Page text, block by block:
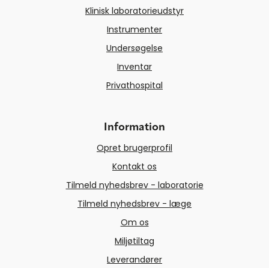
Klinisk laboratorieudstyr
Instrumenter
Undersøgelse
Inventar
Privathospital
Information
Opret brugerprofil
Kontakt os
Tilmeld nyhedsbrev - laboratorie
Tilmeld nyhedsbrev - læge
Om os
Miljøtiltag
Leverandører